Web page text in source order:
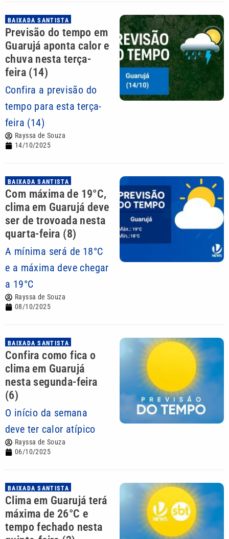
BAIXADA SANTISTA
Previsão do tempo em
Guarujá aponta calor e
chuva nesta terça-
feira (14)
Confira a previsão do
tempo para esta terça-
feira (14)
Rayssa de Souza
14/10/2025
BAIXADA SANTISTA
Com máxima de 19°C,
clima em Guarujá deve
ser de trovoada nesta
quarta-feira (8)
A mínima será de 18°C
e a máxima deve chegar
a 19°C
Rayssa de Souza
08/10/2025
BAIXADA SANTISTA
Confira como fica o
clima em Guarujá
nesta segunda-feira
(6)
O início da semana
deve ter calor atípico
Rayssa de Souza
06/10/2025
BAIXADA SANTISTA
Clima em Guarujá terá
máxima de 26°C e
tempo fechado nesta